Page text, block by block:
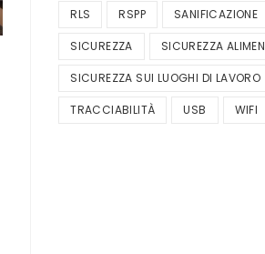
RLS RSPP SANIFICAZIONE
SICUREZZA SICUREZZA
SICUREZZA SUI LUOGHI DI LAVORO
TRACCIABILITÀ USB WIFI